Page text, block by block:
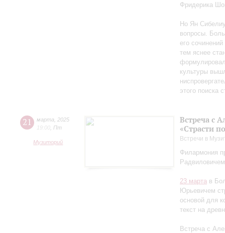
Фридерика
Но Ян
вопросы.
его
тем яснее
культуры
этого поиска
21 марта
2025
19:00 Пт
Музиторий
Встреча с
«Страсти
Встречи в
Филармония
23 марта в
Юрьевичем
основой для
текст на
Встреча с